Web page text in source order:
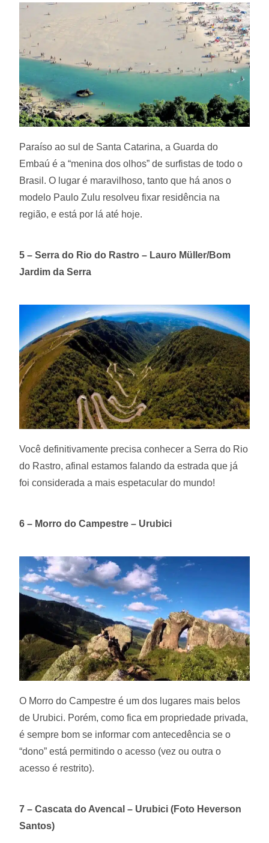
Paraíso ao sul de Santa Catarina, a Guarda do
Embaú é a “menina dos olhos” de surfistas de todo o
Brasil. O lugar é maravilhoso, tanto que há anos o
modelo Paulo Zulu resolveu fixar residência na
região, e está por lá até hoje.
5 – Serra do Rio do Rastro – Lauro Müller/Bom
Jardim da Serra
Você definitivamente precisa conhecer a Serra do Rio
do Rastro, afinal estamos falando da estrada que já
foi considerada a mais espetacular do mundo!
6 – Morro do Campestre – Urubici
O Morro do Campestre é um dos lugares mais belos
de Urubici. Porém, como fica em propriedade privada,
é sempre bom se informar com antecedência se o
“dono” está permitindo o acesso (vez ou outra o
acesso é restrito).
7 – Cascata do Avencal – Urubici (Foto Heverson
Santos)